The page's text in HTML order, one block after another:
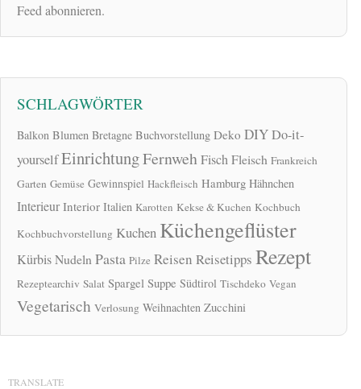
Feed abonnieren.
SCHLAGWÖRTER
Balkon Blumen Bretagne Buchvorstellung Deko DIYDo-it-
yourselfEinrichtungFernwehFischFleisch Frankreich
Garten Gemüse Gewinnspiel Hackfleisch Hamburg Hähnchen
Interieur Interior Italien Karotten Kekse & Kuchen Kochbuch
Kochbuchvorstellung Kuchen Küchengeflüster
KürbisNudeln Pasta Pilze Reisen Reisetipps Rezept
Rezeptearchiv Salat Spargel Suppe Südtirol Tischdeko Vegan
Vegetarisch Verlosung Weihnachten Zucchini
TRANSLATE